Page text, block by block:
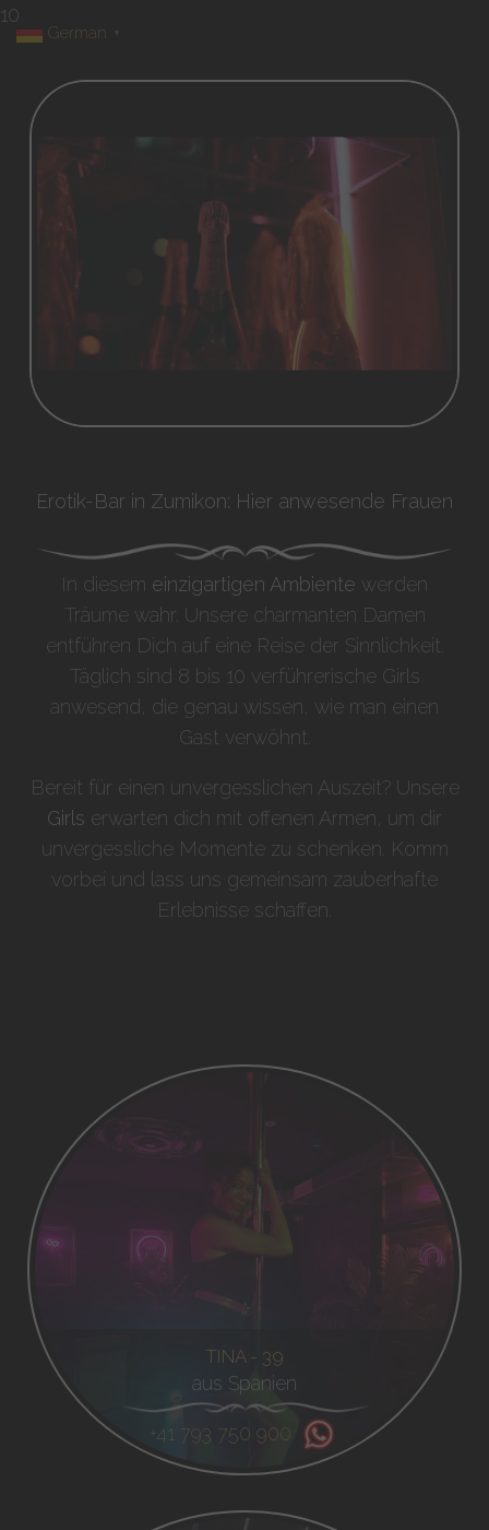
10
Erotik-Bar in Zumikon: Hier anwesende Frauen
In diesem einzigartigen Ambiente werden
Träume wahr. Unsere charmanten Damen
entführen Dich auf eine Reise der Sinnlichkeit.
Täglich sind 8 bis 10 verführerische Girls
anwesend, die genau wissen, wie man einen
Gast verwöhnt.
Bereit für einen unvergesslichen Auszeit? Unsere
Girls erwarten dich mit offenen Armen, um dir
unvergessliche Momente zu schenken. Komm
vorbei und lass uns gemeinsam zauberhafte
Erlebnisse schaffen.
TINA - 39
aus Spanien
+41 793 750 900
German